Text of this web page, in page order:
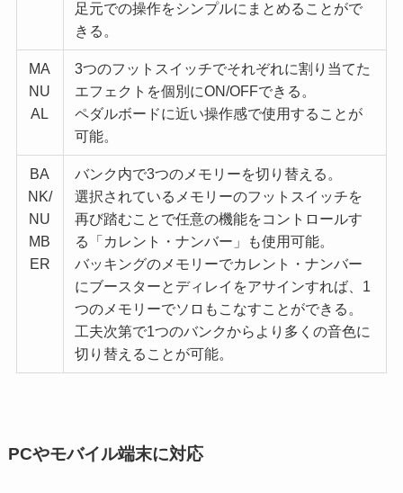
足元での操作をシンプルにまとめることがで
きる。
MA
NU
AL
3つのフットスイッチでそれぞれに割り当てた
エフェクトを個別にON/OFFできる。
ペダルボードに近い操作感で使用することが
可能。
BA
NK/
NU
MB
ER
バンク内で3つのメモリーを切り替える。
選択されているメモリーのフットスイッチを
再び踏むことで任意の機能をコントロールす
る「カレント・ナンバー」も使用可能。
バッキングのメモリーでカレント・ナンバー
にブースターとディレイをアサインすれば、1
つのメモリーでソロもこなすことができる。
工夫次第で1つのバンクからより多くの音色に
切り替えることが可能。
PCやモバイル端末に対応